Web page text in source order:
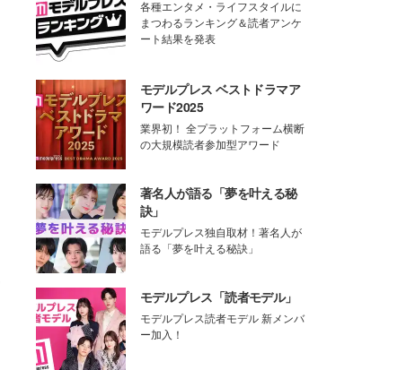
各種エンタメ・ライフスタイルに
まつわるランキング＆読者アンケ
ート結果を発表
モデルプレス ベストドラマア
ワード2025
業界初！ 全プラットフォーム横断
の大規模読者参加型アワード
著名人が語る「夢を叶える秘
訣」
モデルプレス独自取材！著名人が
語る「夢を叶える秘訣」
モデルプレス「読者モデル」
モデルプレス読者モデル 新メンバ
ー加入！